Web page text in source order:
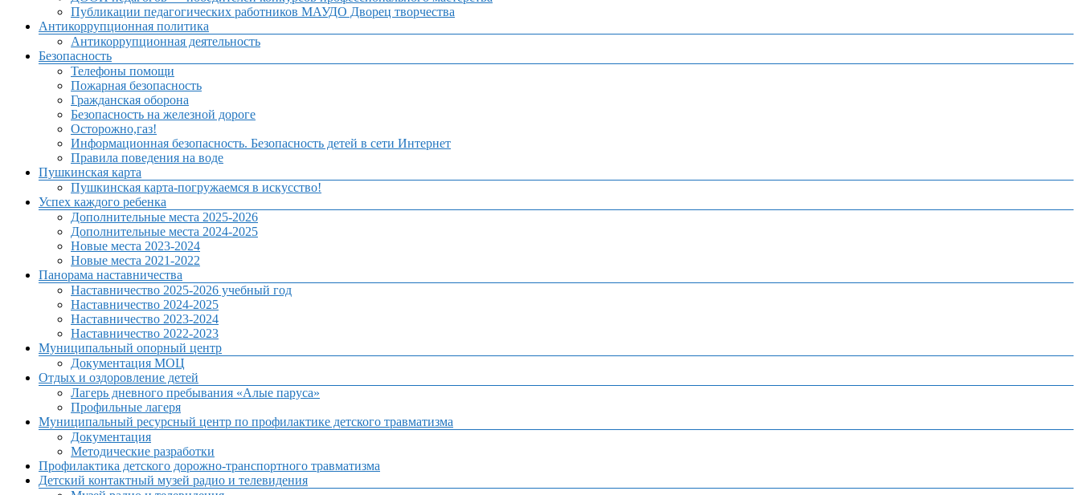
Публикации педагогических работников МАУДО Дворец творчества
Антикоррупционная политика
Антикоррупционная деятельность
Безопасность
Телефоны помощи
Пожарная безопасность
Гражданская оборона
Безопасность на железной дороге
Осторожно,газ!
Информационная безопасность. Безопасность детей в сети Интернет
Правила поведения на воде
Пушкинская карта
Пушкинская карта-погружаемся в искусство!
Успех каждого ребенка
Дополнительные места 2025-2026
Дополнительные места 2024-2025
Новые места 2023-2024
Новые места 2021-2022
Панорама наставничества
Наставничество 2025-2026 учебный год
Наставничество 2024-2025
Наставничество 2023-2024
Наставничество 2022-2023
Муниципальный опорный центр
Документация МОЦ
Отдых и оздоровление детей
Лагерь дневного пребывания «Алые паруса»
Профильные лагеря
Муниципальный ресурсный центр по профилактике детского травматизма
Документация
Методические разработки
Профилактика детского дорожно-транспортного травматизма
Детский контактный музей радио и телевидения